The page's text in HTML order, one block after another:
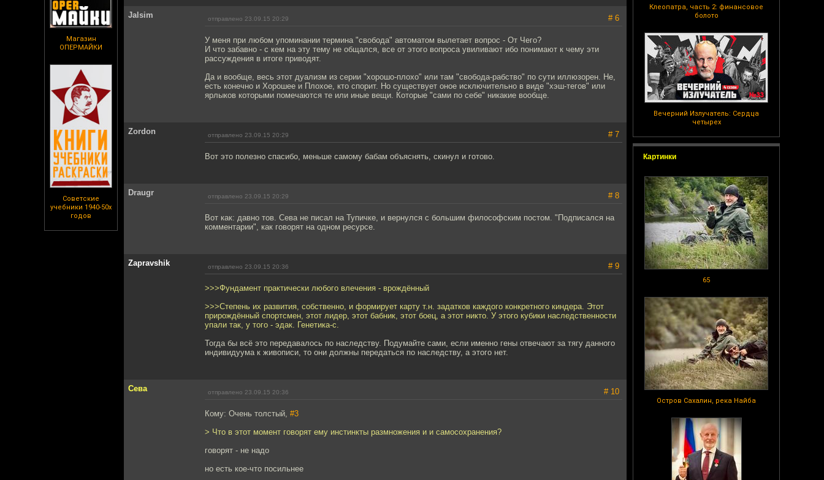
Магазин
ОПЕРМАЙКИ
Советские
учебники 1940-50х
годов
Клеопатра, часть 2: финансовое
болото
Вечерний Излучатель: Сердца
четырех
Картинки
65
Остров Сахалин, река Найба
Jalsim отправлено 23.09.15 20:29 # 6
У меня при любом упоминании термина "свобода" автоматом вылетает вопрос - От Чего?
И что забавно - с кем на эту тему не общался, все от этого вопроса увиливают ибо понимают к чему эти
рассуждения в итоге приводят.
Да и вообще, весь этот дуализм из серии "хорошо-плохо" или там "свобода-рабство" по сути иллюзорен. Не,
есть конечно и Хорошее и Плохое, кто спорит. Но существует оное исключительно в виде "хэш-тегов" или
ярлыков которыми помечаются те или иные вещи. Которые "сами по себе" никакие вообще.
Zordon отправлено 23.09.15 20:29 # 7
Вот это полезно спасибо, меньше самому бабам объяснять, скинул и готово.
Draugr отправлено 23.09.15 20:29 # 8
Вот как: давно тов. Сева не писал на Тупичке, и вернулся с большим философским постом. "Подписался на
комментарии", как говорят на одном ресурсе.
Zapravshik отправлено 23.09.15 20:36 # 9
>>>Фундамент практически любого влечения - врождённый
>>>Степень их развития, собственно, и формирует карту т.н. задатков каждого конкретного киндера. Этот
прирождённый спортсмен, этот лидер, этот бабник, этот боец, а этот никто. У этого кубики наследственности
упали так, у того - эдак. Генетика-с.
Тогда бы всё это передавалось по наследству. Подумайте сами, если именно гены отвечают за тягу данного
индивидуума к живописи, то они должны передаться по наследству, а этого нет.
Сева отправлено 23.09.15 20:36 # 10
Кому: Очень толстый, #3
> Что в этот момент говорят ему инстинкты размножения и и самосохранения?
говорят - не надо
но есть кое-что посильнее